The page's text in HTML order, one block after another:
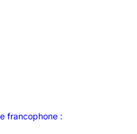
francophone :